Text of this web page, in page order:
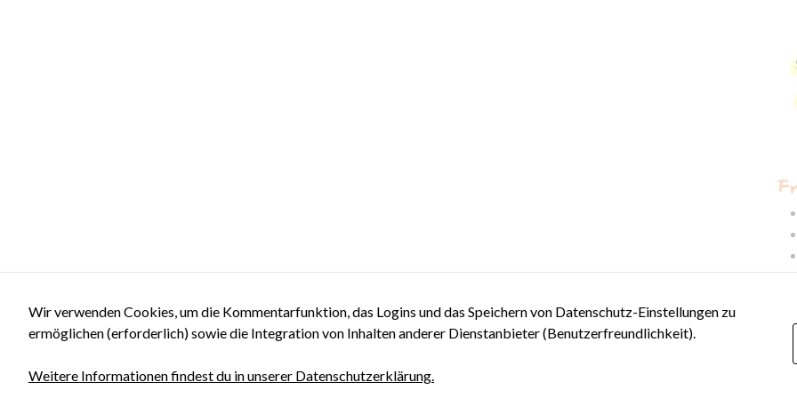
Wir verwenden Cookies, um die Kommentarfunktion, das Logins und das Speichern von Datenschutz-Einstellungen zu
ermöglichen (erforderlich) sowie die Integration von Inhalten anderer Dienstanbieter (Benutzerfreundlichkeit).
Weitere Informationen findest du in unserer Datenschutzerklärung.
Funktionen und
(z.B. youtube Videos) auf
der Website nicht mehr
verfügbar sein.